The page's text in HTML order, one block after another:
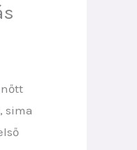
sima